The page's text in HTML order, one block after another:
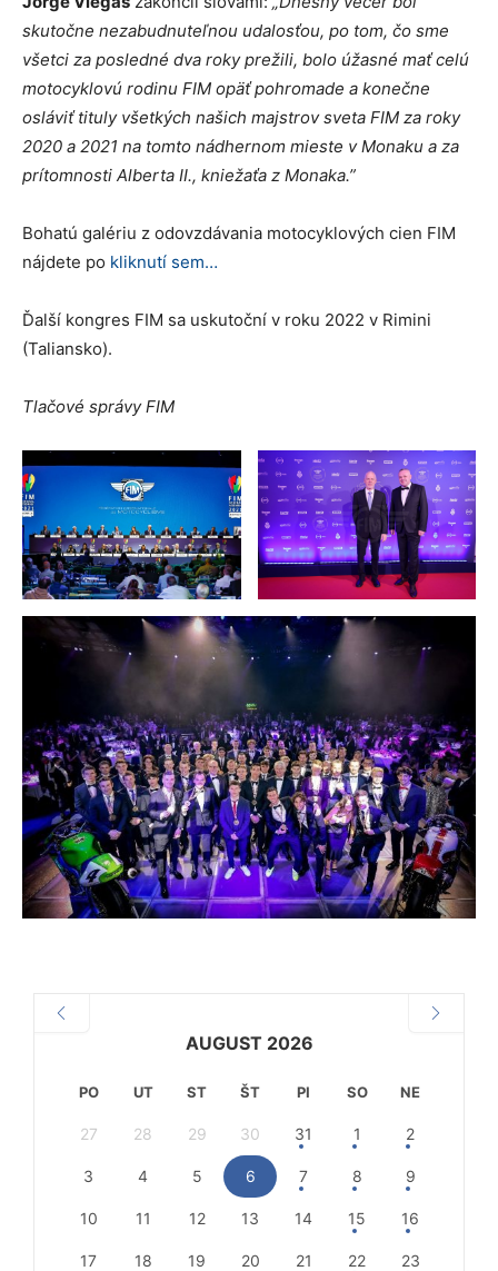
skutočne nezabudnuteľnou udalosťou, po tom, čo sme
všetci za posledné dva roky prežili, bolo úžasné mať celú
motocyklovú rodinu FIM opäť pohromade a konečne
osláviť tituly všetkých našich majstrov sveta FIM za roky
2020 a 2021 na tomto nádhernom mieste v Monaku a za
prítomnosti Alberta II., kniežaťa z Monaka.”
Bohatú galériu z odovzdávania motocyklových cien FIM
nájdete po kliknutí sem…
Ďalší kongres FIM sa uskutoční v roku 2022 v Rimini
(Taliansko).
Tlačové správy FIM
AUGUST 2026
PO UT ST ŠT PI SO NE
27 28 29 30 31 1 2
3 4 5 6 7 8 9
10 11 12 13 14 15 16
17 18 19 20 21 22 23